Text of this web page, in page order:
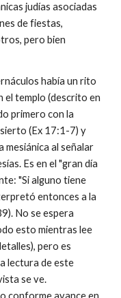
judías asociadas
de fiestas,
pero bien
había un rito
el templo (descrito en
primero con la
(Ex 17:1-7) y
mesiánica al señalar
Es en el "gran día
"Si alguno tiene
entonces a la
No se espera
esto mientras lee
pero es
lectura de este
se ve.
conforme avance en